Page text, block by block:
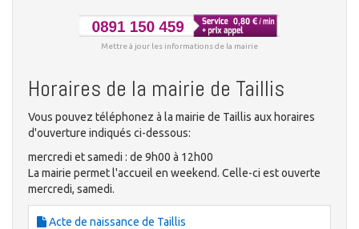
Mettre à jour les informations de la mairie
Horaires de la mairie de Taillis
Vous pouvez téléphonez à la mairie de Taillis aux horaires
d'ouverture indiqués ci-dessous:
mercredi et samedi : de 9h00 à 12h00
La mairie permet l'accueil en weekend. Celle-ci est ouverte
mercredi, samedi.
Acte de naissance de Taillis